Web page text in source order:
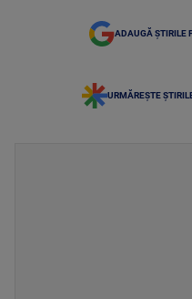
ADAUGĂ ȘTIRILE
URMĂREȘTE